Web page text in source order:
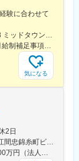
験に合わせて
＜勤務地詳細＞本社住所：東京都港区赤坂9-7-3 ミッドタウン・ウェスト勤務地最寄駅：東京メトロ日比谷線／都営大江戸線／六本木駅受動喫煙対策：敷地内全面禁煙
＜予定年収＞600万円～900万円＜賃金形態＞月給制補足事項なし＜賃金内訳＞月額（基本給）：300,000円～500,000円＜月給＞300,000円～500,000円＜昇給有無＞有＜残業手当＞有賃金はあくまでも目安の金額であり、選考を通じて上下する可能性があります。月給(月額)は固定手当を含めた表記です。
気になる
2日
【東日本事業本部】東京都江東区毛利1-19-10 江間忠錦糸町ビル※訪問先からの直行直帰が可能です！＜アクセス＞・JR総武線（快速・各駅停車）／東京メトロ半蔵門線 錦糸町駅より徒歩5分・東京メトロ半蔵門線／都営新宿線 住吉駅より徒歩5分※受動喫煙対策:屋内全面禁煙
年収560万円（法人営業／入社3年目） 年収700万円（法人営業・チームリーダー／入社5年目）